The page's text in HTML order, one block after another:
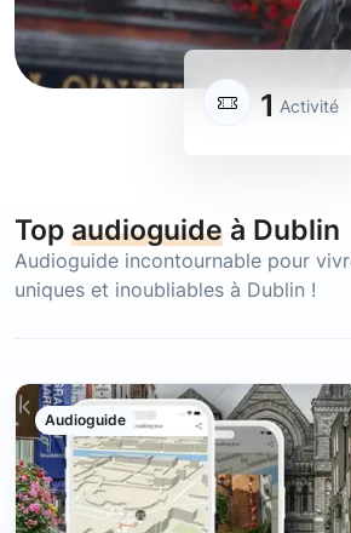
1 Activité
Top audioguide à Dublin
Audioguide incontournable pour
uniques et inoubliables à Dublin !
Audioguide